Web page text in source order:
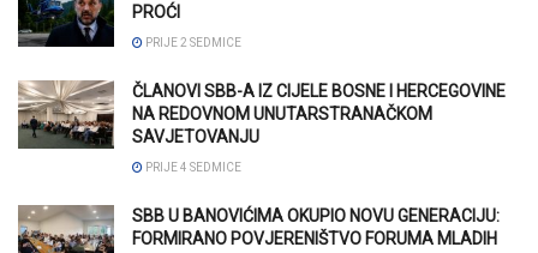
PROĆI
PRIJE 2 SEDMICE
ČLANOVI SBB-A IZ CIJELE BOSNE I HERCEGOVINE
NA REDOVNOM UNUTARSTRANAČKOM
SAVJETOVANJU
PRIJE 4 SEDMICE
SBB U BANOVIĆIMA OKUPIO NOVU GENERACIJU:
FORMIRANO POVJERENIŠTVO FORUMA MLADIH